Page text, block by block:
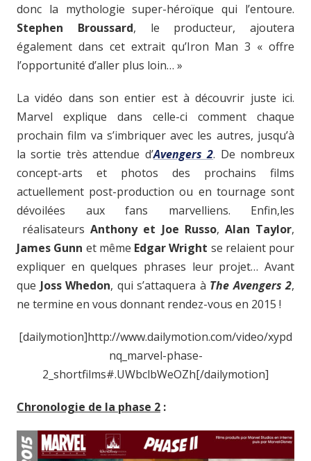
donc la mythologie super-héroïque qui l’entoure.
Stephen Broussard, le producteur, ajoutera
également dans cet extrait qu’Iron Man 3 « offre
l’opportunité d’aller plus loin… »
La vidéo dans son entier est à découvrir juste ici.
Marvel explique dans celle-ci comment chaque
prochain film va s’imbriquer avec les autres, jusqu’à
la sortie très attendue d’Avengers 2. De nombreux
concept-arts et photos des prochains films
actuellement post-production ou en tournage sont
dévoilées aux fans marvelliens. Enfin,les
réalisateursAnthony et Joe Russo, Alan Taylor,
James Gunn et même Edgar Wright se relaient pour
expliquer en quelques phrases leur projet… Avant
que Joss Whedon, qui s’attaquera à The Avengers 2,
ne termine en vous donnant rendez-vous en 2015 !
[dailymotion]http://www.dailymotion.com/video/xypd
nq_marvel-phase-
2_shortfilms#.UWbclbWeOZh[/dailymotion]
Chronologie de la phase 2 :